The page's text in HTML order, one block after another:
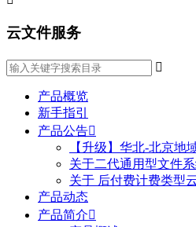
云文件服务

产品概览
新手指引
产品公告
【升级】华北-北京地
关于二代通用型文件
关于 后付费计费类型
产品动态
产品简介